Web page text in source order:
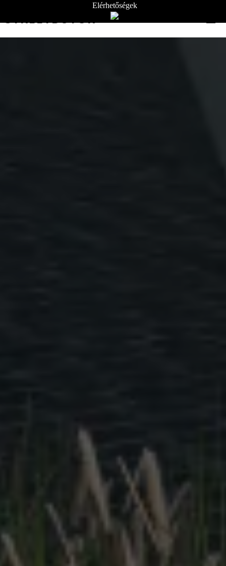
STREETBÚTOR
Elérhetőségek